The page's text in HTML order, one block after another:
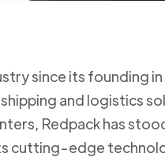
since its founding
and logistics
Redpack has
cutting-edge